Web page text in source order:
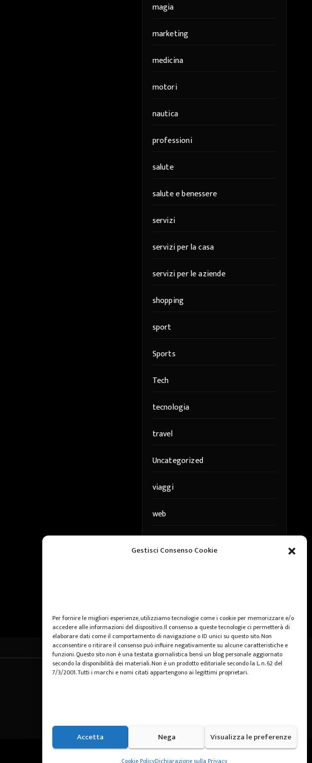
Gestisci Consenso Cookie
Per fornire le migliori esperienze, utilizziamo tecnologie come i cookie per memorizzare e/o
accedere alle informazioni del dispositivo. Il consenso a queste tecnologie ci permetterà di
elaborare dati come il comportamento di navigazione o ID unici su questo sito. Non
acconsentire o ritirare il consenso può influire negativamente su alcune caratteristiche e
funzioni. Questo sito non è una testata giornalistica bensì un blog personale aggiornato
secondo la disponibilità dei materiali. Non è un prodotto editoriale secondo la L. n. 62 del
7/3/2001. Tutti i marchi e nomi citati appartengono ai legittimi proprietari.
Accetta Nega Visualizza le preferenze
Cookie PolicyDichiarazione sulla Privacy
magia
marketing
medicina
motori
nautica
professioni
salute
salute e benessere
servizi
servizi per la casa
servizi per le aziende
shopping
sport
Sports
Tech
tecnologia
travel
Uncategorized
viaggi
web
Home Cookie Policy (UE)